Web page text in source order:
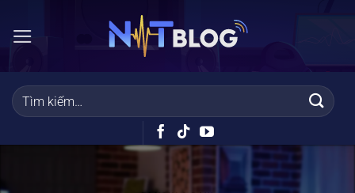
qua
dung